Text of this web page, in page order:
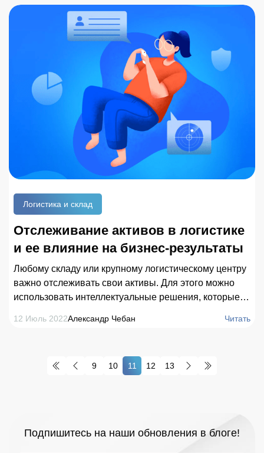
который и так чрезмерно загружен. Поэтому в 2023
году больницам крайне важно наладить удобную
систему навигации и поиска объектов, которая
облегчит работу сотрудников и повысит лояльность
посетителей.
Логистика и склад
Отслеживание активов в логистике
и ее влияние на бизнес-результаты
Любому складу или крупному логистическому центру
важно отслеживать свои активы. Для этого можно
использовать интеллектуальные решения, которые
позиционирования внутри помещений. Постоянный
загрузке, повышает эффективность работы
12 Июль 2022Александр Чебан Читать
9 10 11 12 13
Подпишитесь на наши обновления в блоге!